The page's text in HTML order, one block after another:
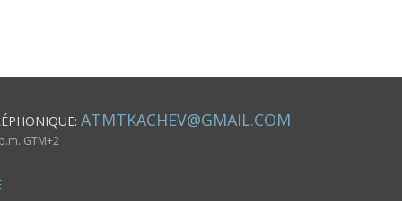
ATMTKACHEV@GMAIL.COM
GTM+2